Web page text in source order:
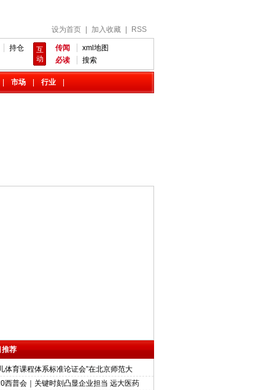
设为首页 加入收藏 RSS
持仓
互
动
传闻
xml地图
必读
搜索
市场 行业
推荐
体育课程体系标准论证会”在北京师范大
西普会｜关键时刻凸显企业担当 远大医药